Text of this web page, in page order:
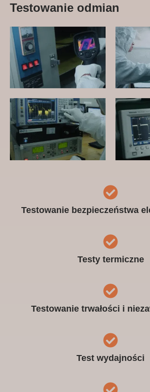
Testowanie odmian
Testowanie bezpieczeństwa
Testy termiczne
Testowanie trwałości i
Test wydajności